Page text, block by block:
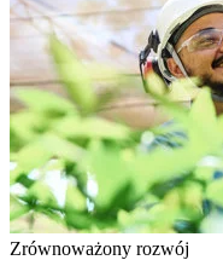
Zrównoważony rozwój